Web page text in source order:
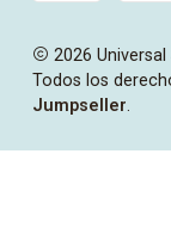
2026
Todos los
Jumpseller.